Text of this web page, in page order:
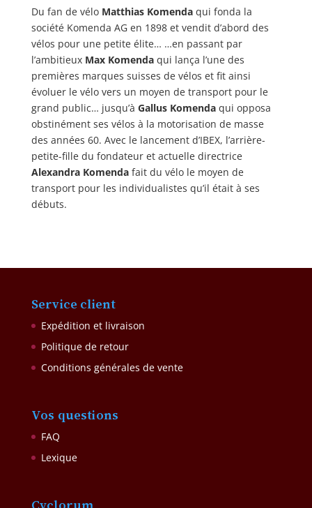
Du fan de vélo Matthias Komendaqui fonda la
société Komenda AG en 1898 et vendit d’abord des
vélos pour une petite élite… …en passant par
l’ambitieux Max Komendaqui lança l’une des
premières marques suisses de vélos et fit ainsi
évoluer le vélo vers un moyen de transport pour le
grand public… jusqu’à Gallus Komendaqui opposa
obstinément ses vélos à la motorisation de masse
des années 60. Avec le lancement d’IBEX, l’arrière-
petite-fille du fondateur et actuelle directrice
Alexandra Komendafait du vélo le moyen de
transport pour les individualistes qu’il était à ses
débuts.
Service client
Expédition et livraison
Politique de retour
Conditions générales de vente
Vos questions
FAQ
Lexique